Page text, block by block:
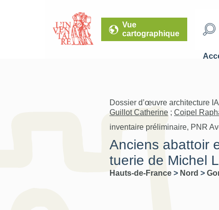
Vue
cartographique
Dossier d’œuvre architecture
Guillot Catherine ; Coipel
inventaire préliminaire, PNR
Anciens abattoir
tuerie de Michel
Hauts-de-France > Nord >